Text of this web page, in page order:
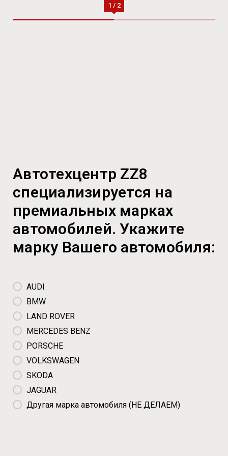
Автотехцентр ZZ8
специализируется на
премиальных марках
автомобилей. Укажите
марку Вашего автомобиля:
AUDI
BMW
LAND ROVER
MERCEDES BENZ
PORSCHE
VOLKSWAGEN
SKODA
JAGUAR
Другая марка автомобиля (НЕ ДЕЛАЕМ)